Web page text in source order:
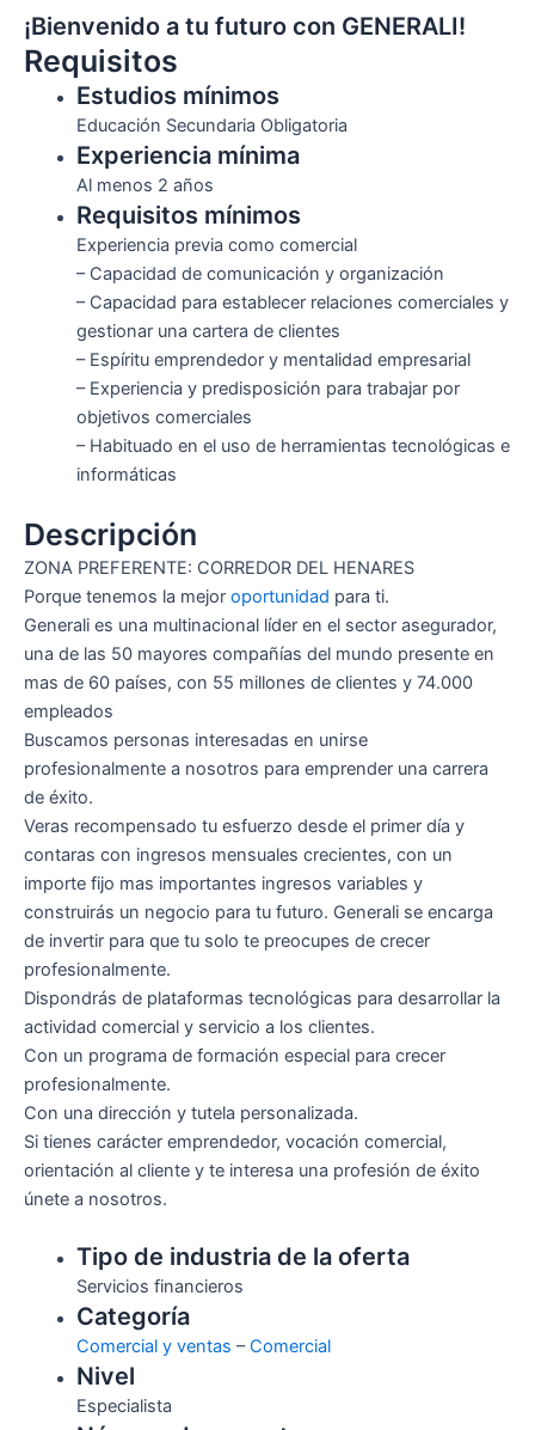
¡Bienvenido a tu futuro con GENERALI!
Requisitos
Estudios mínimos
Educación Secundaria Obligatoria
Experiencia mínima
Al menos 2 años
Requisitos mínimos
Experiencia previa como comercial
– Capacidad de comunicación y organización
– Capacidad para establecer relaciones comerciales y
gestionar una cartera de clientes
– Espíritu emprendedor y mentalidad empresarial
– Experiencia y predisposición para trabajar por
objetivos comerciales
– Habituado en el uso de herramientas tecnológicas e
informáticas
Descripción
ZONA PREFERENTE: CORREDOR DEL HENARES
Porque tenemos la mejor oportunidad para ti.
Generali es una multinacional líder en el sector asegurador,
una de las 50 mayores compañías del mundo presente en
mas de 60 países, con 55 millones de clientes y 74.000
empleados
Buscamos personas interesadas en unirse
profesionalmente a nosotros para emprender una carrera
de éxito.
Veras recompensado tu esfuerzo desde el primer día y
contaras con ingresos mensuales crecientes, con un
importe fijo mas importantes ingresos variables y
construirás un negocio para tu futuro. Generali se encarga
de invertir para que tu solo te preocupes de crecer
profesionalmente.
Dispondrás de plataformas tecnológicas para desarrollar la
actividad comercial y servicio a los clientes.
Con un programa de formación especial para crecer
profesionalmente.
Con una dirección y tutela personalizada.
Si tienes carácter emprendedor, vocación comercial,
orientación al cliente y te interesa una profesión de éxito
únete a nosotros.
Tipo de industria de la oferta
Servicios financieros
Categoría
Comercial y ventas –Comercial
Nivel
Especialista